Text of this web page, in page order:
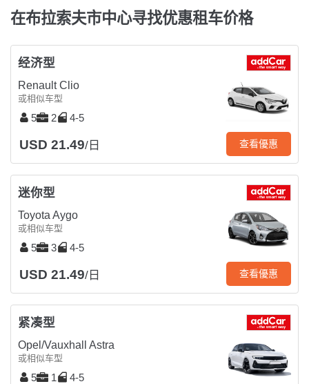
在布拉索夫市中心寻找优惠租车价格
经济型
Renault Clio
或相似车型
5 2 4-5
USD 21.49/日 查看優惠
迷你型
Toyota Aygo
或相似车型
5 3 4-5
USD 21.49/日 查看優惠
紧凑型
Opel/Vauxhall Astra
或相似车型
5 1 4-5